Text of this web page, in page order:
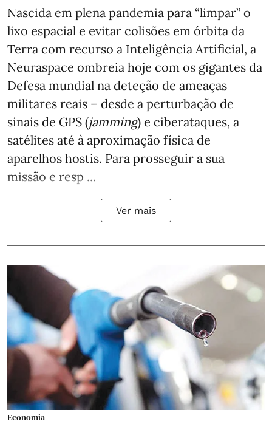
Nascida em plena pandemia para “limpar” o
lixo espacial e evitar colisões em órbita da
Terra com recurso a Inteligência Artificial, a
Neuraspace ombreia hoje com os gigantes da
Defesa mundial na deteção de ameaças
militares reais – desde a perturbação de
sinais de GPS (jamming) e ciberataques, a
satélites até à aproximação física de
aparelhos hostis. Para prosseguir a sua
missão e resp ...
Ver mais
Economia